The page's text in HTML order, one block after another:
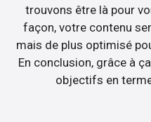
trouvons être là pour
façon, votre contenu
mais de plus optimisé
En conclusion, grâce à
objectifs en